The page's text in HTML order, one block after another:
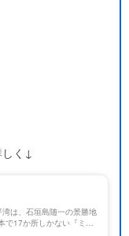
く↓
は、石垣島随一の景勝地
で17か所しかない『ミシ